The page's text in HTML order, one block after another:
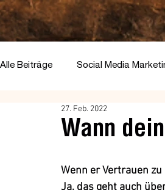
Alle Beiträge Social Media
Wann
27. Feb. 2022
Wenn er Vertrauen
Ja, das geht auch